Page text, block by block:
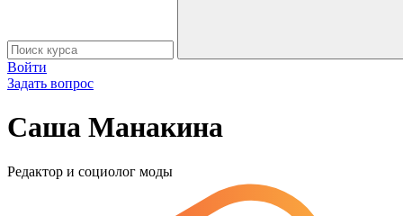
Войти
Задать вопрос
Саша Манакина
Редактор и социолог моды